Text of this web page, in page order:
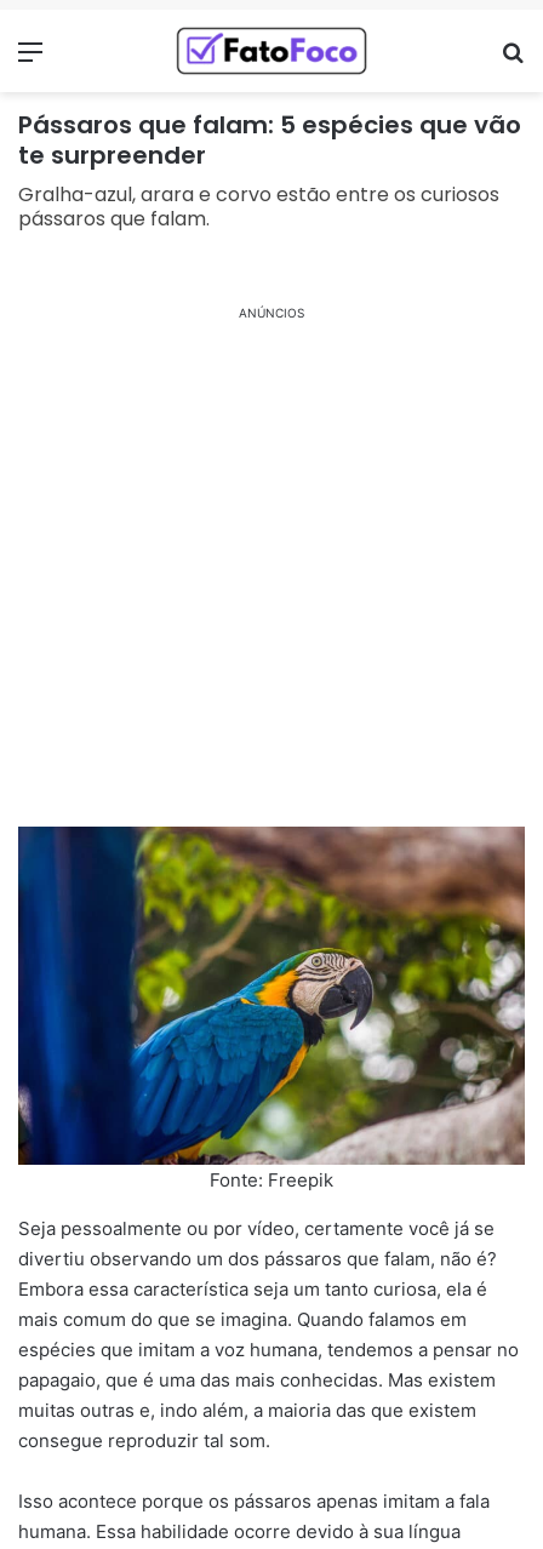
Menu
Pássaros que falam: 5 espécies que vão
te surpreender
Gralha-azul, arara e corvo estão entre os curiosos
pássaros que falam.
ANÚNCIOS
Fonte: Freepik
Seja pessoalmente ou por vídeo, certamente você já se
divertiu observando um dos pássaros que falam, não é?
Embora essa característica seja um tanto curiosa, ela é
mais comum do que se imagina. Quando falamos em
espécies que imitam a voz humana, tendemos a pensar no
papagaio, que é uma das mais conhecidas. Mas existem
muitas outras e, indo além, a maioria das que existem
consegue reproduzir tal som.
Isso acontece porque os pássaros apenas imitam a fala
humana. Essa habilidade ocorre devido à sua língua